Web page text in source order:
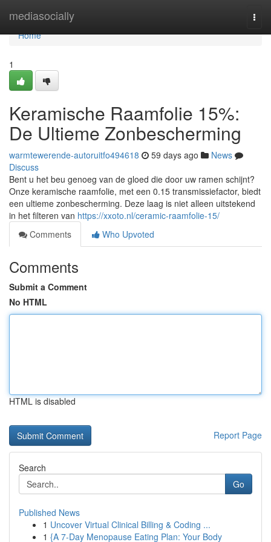
mediasocially
Home
Home
1
Keramische Raamfolie 15%:
De Ultieme Zonbescherming
warmtewerende-autoruitfo494618 59 days ago
News
Discuss
Bent u het beu genoeg van de gloed die door uw ramen schijnt?
Onze keramische raamfolie, met een 0.15 transmissiefactor, biedt
een ultieme zonbescherming. Deze laag is niet alleen uitstekend
in het filteren van https://xxoto.nl/ceramic-raamfolie-15/
Comments
Who Upvoted
Comments
Submit a Comment
No HTML
HTML is disabled
Report Page
Search
Go
Published News
1 Uncover Virtual Clinical Billing & Coding ...
1 {A 7-Day Menopause Eating Plan: Your Body